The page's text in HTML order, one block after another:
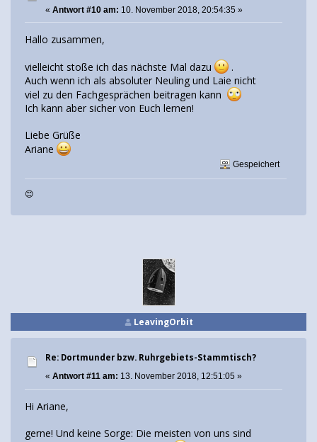
« Antwort #10 am: 10. November 2018, 20:54:35 »
Hallo zusammen,
vielleicht stoße ich das nächste Mal dazu
.
Auch wenn ich als absoluter Neuling und Laie nicht
viel zu den Fachgesprächen beitragen kann
Ich kann aber sicher von Euch lernen!
Liebe Grüße
Ariane
Gespeichert
😊
LeavingOrbit
Re: Dortmunder bzw. Ruhrgebiets-Stammtisch?
« Antwort #11 am: 13. November 2018, 12:51:05 »
Hi Ariane,
gerne! Und keine Sorge: Die meisten von uns sind